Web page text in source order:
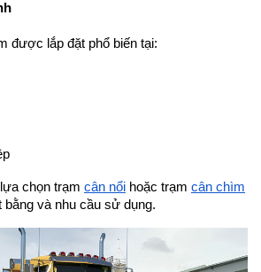
được lắp đặt phổ biến tại:
chọn trạm cân nổi hoặc trạm cân chìm
bằng và nhu cầu sử dụng.